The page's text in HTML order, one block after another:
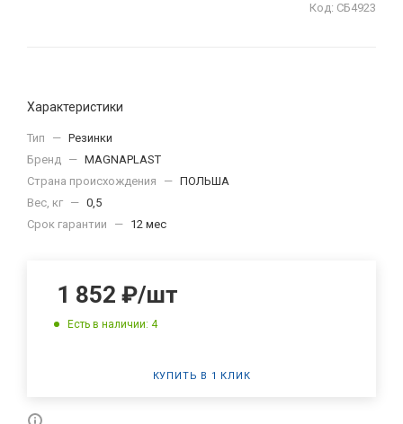
Код: СБ4923
Характеристики
Тип — Резинки
Бренд — MAGNAPLAST
Страна происхождения
— ПОЛЬША
Вес, кг — 0,5
Срок гарантии
— 12 мес
1 852 ₽/шт
Есть в наличии: 4
КУПИТЬ В 1 КЛИК